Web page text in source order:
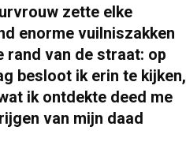
zette elke
enorme vuilniszakken
rand van de straat: op
besloot ik erin te kijken,
ik ontdekte deed me
van mijn daad